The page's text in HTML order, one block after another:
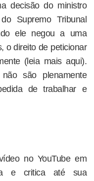
decisão do ministro
Supremo Tribunal
ele negou a uma
o direito de peticionar
(leia mais aqui).
são plenamente
de trabalhar e
no YouTube em
e critica até sua